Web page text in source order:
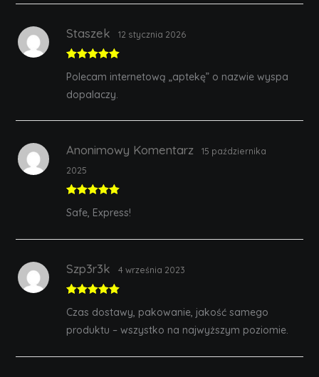
of 5
Staszek 12 stycznia 2026
Polecam internetową „aptekę” o nazwie wyspa
dopalaczy.
of 5
Anonimowy Komentarz
15 października
2025
Safe, Express!
of 5
Szp3r3k 4 września 2023
Czas dostawy, pakowanie, jakość samego
produktu – wszystko na najwyższym poziomie.